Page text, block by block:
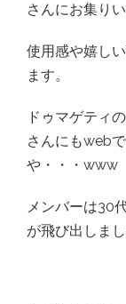
さんにお集りい
使用感や嬉し
ます。
ドゥマゲティ
さんにもweb
や・・・www
メンバーは30
が飛び出しま